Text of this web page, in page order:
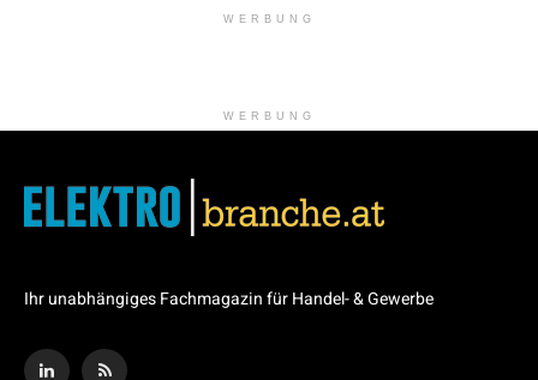
WERBUNG
WERBUNG
Ihr unabhängiges Fachmagazin für Handel- & Gewerbe